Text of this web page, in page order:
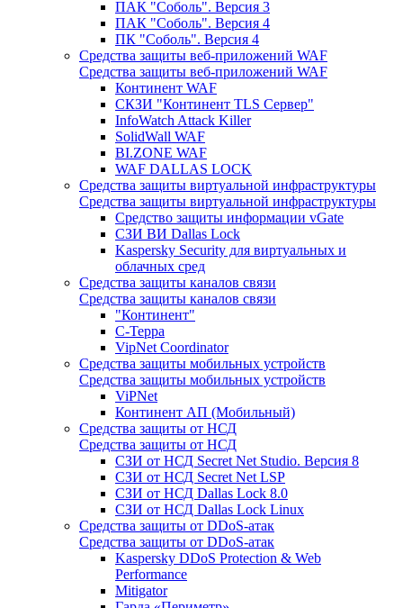
ПАК "Соболь". Версия 3
ПАК "Соболь". Версия 4
ПК "Соболь". Версия 4
Средства защиты веб-приложений WAF
Средства защиты веб-приложений WAF
Континент WAF
СКЗИ "Континент TLS Сервер"
InfoWatch Attack Killer
SolidWall WAF
BI.ZONE WAF
WAF DALLAS LOCK
Средства защиты виртуальной инфраструктуры
Средства защиты виртуальной инфраструктуры
Средство защиты информации vGate
СЗИ ВИ Dallas Lock
Kaspersky Security для виртуальных и
облачных сред
Средства защиты каналов связи
Средства защиты каналов связи
"Континент"
С-Терра
VipNet Coordinator
Средства защиты мобильных устройств
Средства защиты мобильных устройств
ViPNet
Континент АП (Мобильный)
Средства защиты от НСД
Средства защиты от НСД
СЗИ от НСД Secret Net Studio. Версия 8
СЗИ от НСД Secret Net LSP
СЗИ от НСД Dallas Lock 8.0
СЗИ от НСД Dallas Lock Linux
Средства защиты от DDoS-атак
Средства защиты от DDoS-атак
Kaspersky DDoS Protection & Web
Performance
Mitigator